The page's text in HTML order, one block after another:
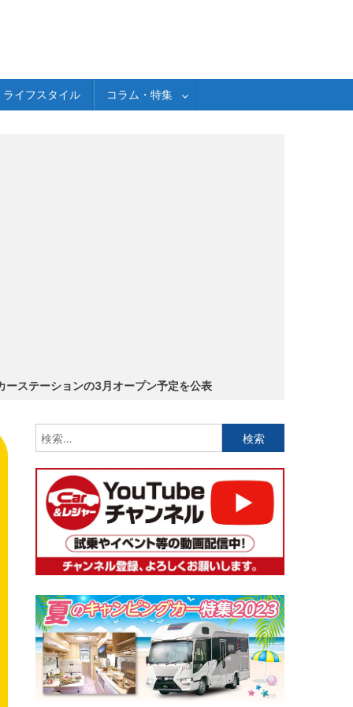
ライフスタイル コラム・特集
ステーションの3月オープン予定を公表
索: